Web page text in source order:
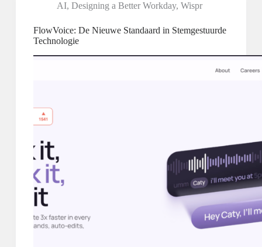
AI, Designing a Better Workday, Wispr
FlowVoice: De Nieuwe Standaard in Stemgestuurde
Technologie